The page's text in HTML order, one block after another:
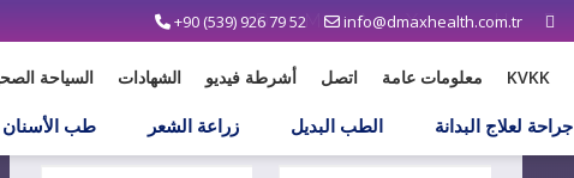
السياحة الشهادات أشرطة فيديو اتصل معلومات عامة KVKK
info@dmaxhealth.com.tr
+90 (539) 926 79 52
طب الأسنان زراعة الشعر الطب البديل جراحة لعلاج البدانة